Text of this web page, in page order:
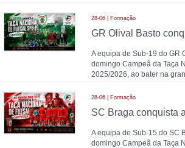
28-06 | Formação
A equipa de Sub-19 do GR
domingo Campeã da Taça
2025/2026, ao bater na
28-06 | Formação
A equipa de Sub-15 do SC
domingo Campeã da Taça